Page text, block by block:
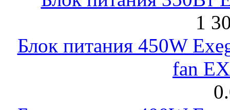
1
Блок питания 450W
fan